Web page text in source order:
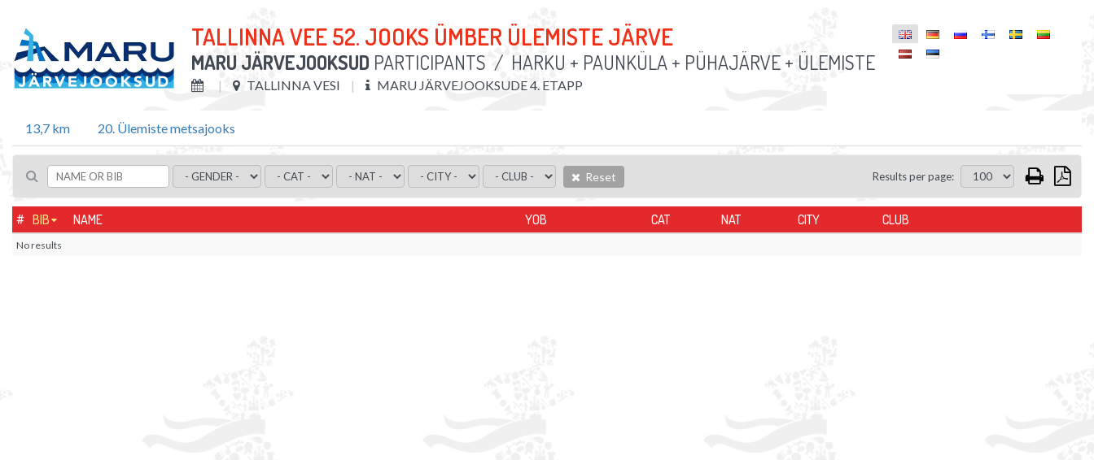
TALLINNA VEE 52. JOOKS ÜMBER ÜLEMISTE JÄRVE
MARU JÄRVEJOOKSUD PARTICIPANTS / HARKU + PAUNKÜLA + PÜHAJÄRVE + ÜLEMISTE
TALLINNA VESI MARU JÄRVEJOOKSUDE 4. ETAPP
13,7 km 20. Ülemiste metsajooks
Reset Results per page:
# BIB NAME YOB CAT NAT CITY CLUB
No results